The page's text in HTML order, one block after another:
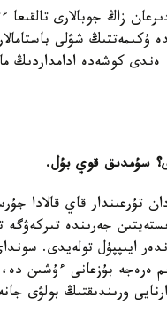
زاڭ جوبالارى تالقىعا
ۇكىمەتتىڭ شۋلى
سۇمدىق قوي بۇل.
ەشتەڭەنى شەشپەيدى. 1- قاڭتاردان
جەرىندە تىركەۋگە
ايىپپۇل تولەيدى.
ەرەجە بۇزعانى ءۇشىن
ورىندىقتىڭ بولۋى